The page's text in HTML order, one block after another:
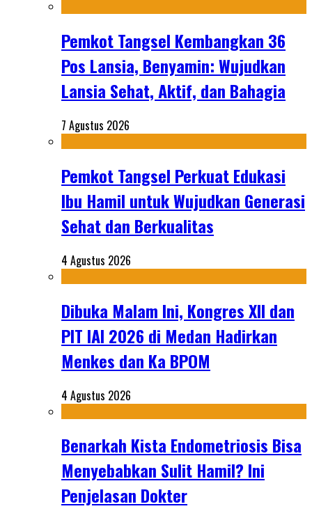
Pemkot Tangsel Kembangkan 36
Pos Lansia, Benyamin: Wujudkan
Lansia Sehat, Aktif, dan Bahagia
7 Agustus 2026
Pemkot Tangsel Perkuat Edukasi
Ibu Hamil untuk Wujudkan Generasi
Sehat dan Berkualitas
4 Agustus 2026
Dibuka Malam Ini, Kongres XII dan
PIT IAI 2026 di Medan Hadirkan
Menkes dan Ka BPOM
4 Agustus 2026
Benarkah Kista Endometriosis Bisa
Menyebabkan Sulit Hamil? Ini
Penjelasan Dokter